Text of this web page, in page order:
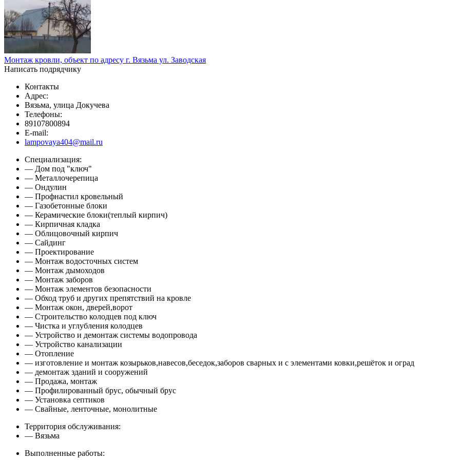
Монтаж кровли, объект по адресу г. Вязьма ул. Заводская
Написать подрядчику
Контакты
Адрес:
Вязьма, улица Докучева
Телефоны:
89107800894
E-mail:
lampovaya404@mail.ru
Специализация:
— Дом под "ключ"
— Металлочерепица
— Ондулин
— Профнастил кровельный
— Газобетонные блоки
— Керамические блоки(теплый кирпич)
— Кирпичная кладка
— Облицовочный кирпич
— Сайдинг
— Проектирование
— Монтаж водосточных систем
— Монтаж дымоходов
— Монтаж заборов
— Монтаж элементов безопасности
— Обход труб и других препятствий на кровле
— Монтаж окон, дверей,ворот
— Строительство колодцев под ключ
— Чистка и углубления колодцев
— Устройство и демонтаж системы водопровода
— Устройство канализации
— Отопление
— изготовление и монтаж козырьков,навесов,беседок,заборов сварных и с элементами ковки,решёток и оград
— демонтаж зданий и сооружений
— Продажа, монтаж
— Профилированный брус, обычный брус
— Установка септиков
— Свайные, ленточные, монолитные
Территория обслуживания:
— Вязьма
Выполненные работы: